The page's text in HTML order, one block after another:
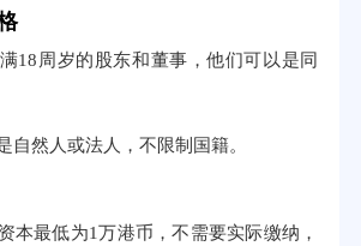
18周岁的股东和董事，他们可以是同
自然人或法人，不限制国籍。
本最低为1万港币，不需要实际缴纳，